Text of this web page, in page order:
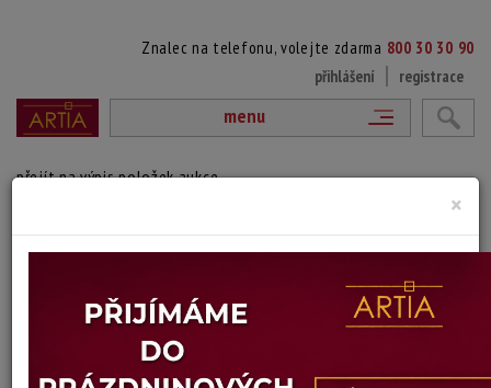
Znalec na telefonu, volejte zdarma 800 30 30 90
přihlášení
registrace
menu
přejít na výpis položek aukce
13. AKT
(1908 Vídeň, Rakousko - 1990 Přerov)
signováno vlevo dole, paspartováno, zaskleno a rámováno.
Technika: tuš
×